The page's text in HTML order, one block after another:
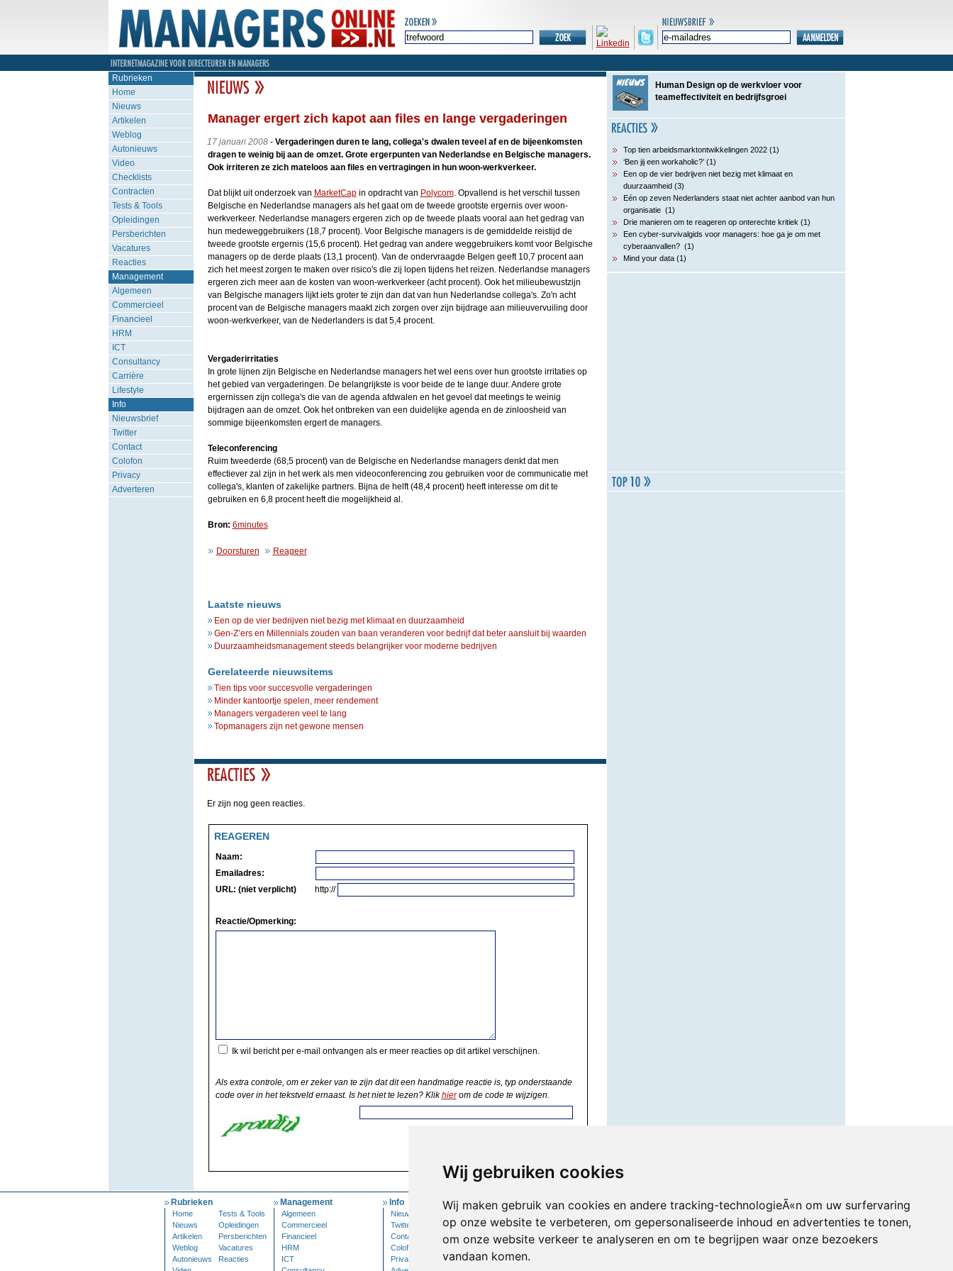
Wij gebruiken cookies
Wij maken gebruik van cookies en andere tracking-technologieÃ«n om uw surfervaring
op onze website te verbeteren, om gepersonaliseerde inhoud en advertenties te tonen,
om onze website verkeer te analyseren en om te begrijpen waar onze bezoekers
vandaan komen.
Rubrieken
Home
Nieuws
Artikelen
Weblog
Autonieuws
Video
Checklists
Contracten
Tests & Tools
Opleidingen
Persberichten
Vacatures
Reacties
Management
Algemeen
Commercieel
Financieel
HRM
ICT
Consultancy
Carrière
Lifestyle
Info
Nieuwsbrief
Twitter
Contact
Colofon
Privacy
Adverteren
Manager ergert zich kapot aan files en lange vergaderingen
17 januari 2008- Vergaderingen duren te lang, collega's dwalen teveel af en de bijeenkomsten
dragen te weinig bij aan de omzet. Grote ergerpunten van Nederlandse en Belgische managers.
Ook irriteren ze zich mateloos aan files en vertragingen in hun woon-werkverkeer.
Dat blijkt uit onderzoek van MarketCapin opdracht van Polycom. Opvallend is het verschil tussen
Belgische en Nederlandse managers als het gaat om de tweede grootste ergernis over woon-
werkverkeer. Nederlandse managers ergeren zich op de tweede plaats vooral aan het gedrag van
hun medeweggebruikers (18,7 procent). Voor Belgische managers is de gemiddelde reistijd de
tweede grootste ergernis (15,6 procent). Het gedrag van andere weggebruikers komt voor Belgische
managers op de derde plaats (13,1 procent). Van de ondervraagde Belgen geeft 10,7 procent aan
zich het meest zorgen te maken over risico's die zij lopen tijdens het reizen. Nederlandse managers
ergeren zich meer aan de kosten van woon-werkverkeer (acht procent). Ook het milieubewustzijn
van Belgische managers lijkt iets groter te zijn dan dat van hun Nederlandse collega's. Zo'n acht
procent van de Belgische managers maakt zich zorgen over zijn bijdrage aan milieuvervuiling door
woon-werkverkeer, van de Nederlanders is dat 5,4 procent.
Vergaderirritaties
In grote lijnen zijn Belgische en Nederlandse managers het wel eens over hun grootste irritaties op
het gebied van vergaderingen. De belangrijkste is voor beide de te lange duur. Andere grote
ergernissen zijn collega's die van de agenda afdwalen en het gevoel dat meetings te weinig
bijdragen aan de omzet. Ook het ontbreken van een duidelijke agenda en de zinloosheid van
sommige bijeenkomsten ergert de managers.
Teleconferencing
Ruim tweederde (68,5 procent) van de Belgische en Nederlandse managers denkt dat men
effectiever zal zijn in het werk als men videoconferencing zou gebruiken voor de communicatie met
collega's, klanten of zakelijke partners. Bijna de helft (48,4 procent) heeft interesse om dit te
gebruiken en 6,8 procent heeft die mogelijkheid al.
Bron: 6minutes
Doorsturen Reageer
Laatste nieuws
Een op de vier bedrijven niet bezig met klimaat en duurzaamheid
Gen-Z’ers en Millennials zouden van baan veranderen voor bedrijf dat beter aansluit bij waarden
Duurzaamheidsmanagement steeds belangrijker voor moderne bedrijven
Gerelateerde nieuwsitems
Tien tips voor succesvolle vergaderingen
Minder kantoortje spelen, meer rendement
Managers vergaderen veel te lang
Topmanagers zijn net gewone mensen
Er zijn nog geen reacties.
REAGEREN
Naam:
Emailadres:
URL: (niet verplicht)
http://
Reactie/Opmerking:
Ik wil bericht per e-mail ontvangen als er meer reacties op dit artikel verschijnen.
Als extra controle, om er zeker van te zijn dat dit een handmatige reactie is, typ onderstaande
code over in het tekstveld ernaast. Is het niet te lezen? Klikhierom de code te wijzigen.
Human Design op de werkvloer voor
teameffectiviteit en bedrijfsgroei
Top tien arbeidsmarktontwikkelingen 2022 (1)
‘Ben jij een workaholic?’ (1)
Een op de vier bedrijven niet bezig met klimaat en
duurzaamheid (3)
Eén op zeven Nederlanders staat niet achter aanbod van hun
organisatie (1)
Drie manieren om te reageren op onterechte kritiek (1)
Een cyber-survivalgids voor managers: hoe ga je om met
cyberaanvallen? (1)
Mind your data (1)
Rubrieken
Home
Tests & Tools
Nieuws
Opleidingen
Artikelen
Persberichten
Weblog
Vacatures
Autonieuws
Reacties
Management
Algemeen
Commercieel
Financieel
HRM
ICT
Info
Nieuwsbrief
Twitter
Contact
Colofon
Privacy
Mijn Account
Inloggen